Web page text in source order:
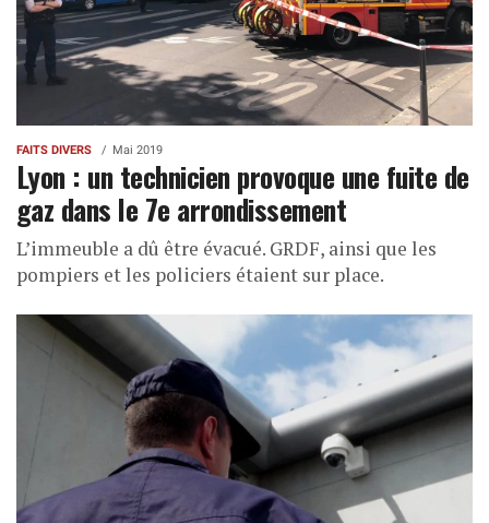
FAITS DIVERS Mai 2019
Lyon : un technicien provoque une fuite de
gaz dans le 7e arrondissement
L’immeuble a dû être évacué. GRDF, ainsi que les
pompiers et les policiers étaient sur place.